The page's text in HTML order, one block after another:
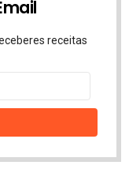
receitas